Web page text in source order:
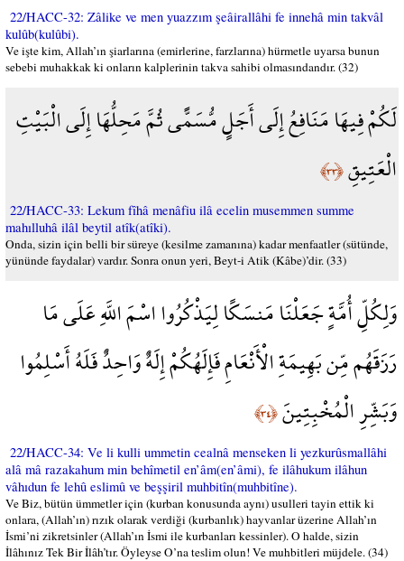
22/HACC-32: Zâlike ve men yuazzım şeâirallâhi fe innehâ min takvâl
kulûb(kulûbi).
Ve işte kim, Allah’ın şiarlarına (emirlerine, farzlarına) hürmetle uyarsa bunun
sebebi muhakkak ki onların kalplerinin takva sahibi olmasındandır. (32)
لَكُمْ فِيهَا مَنَافِعُ إِلَى أَجَلٍ مُّسَمًّى ثُمَّ مَحِلُّهَا إِلَى الْبَيْتِ
الْعَتِيقِ﴿٣٣﴾
22/HACC-33: Lekum fîhâ menâfiu ilâ ecelin musemmen summe
mahılluhâ ilâl beytil atîk(atîki).
Onda, sizin için belli bir süreye (kesilme zamanına) kadar menfaatler (sütünde,
yününde faydalar) vardır. Sonra onun yeri, Beyt-i Atik (Kâbe)’dir. (33)
وَلِكُلِّ أُمَّةٍ جَعَلْنَا مَنسَكًا لِيَذْكُرُوا اسْمَ اللَّهِ عَلَى مَا
رَزَقَهُم مِّن بَهِيمَةِ الْأَنْعَامِ فَإِلَهُكُمْ إِلَهٌ وَاحِدٌ فَلَهُ أَسْلِمُوا
وَبَشِّرِ الْمُخْبِتِينَ﴿٣٤﴾
22/HACC-34: Ve li kulli ummetin cealnâ menseken li yezkurûsmallâhi
alâ mâ razakahum min behîmetil en’âm(en’âmi), fe ilâhukum ilâhun
vâhıdun fe lehû eslimû ve beşşiril muhbitîn(muhbitîne).
Ve Biz, bütün ümmetler için (kurban konusunda aynı) usulleri tayin ettik ki
onlara, (Allah’ın) rızık olarak verdiği (kurbanlık) hayvanlar üzerine Allah’ın
İsmi’ni zikretsinler (Allah’ın İsmi ile kurbanları kessinler). O halde, sizin
İlâhınız Tek Bir İlâh’tır. Öyleyse O’na teslim olun! Ve muhbitleri müjdele. (34)